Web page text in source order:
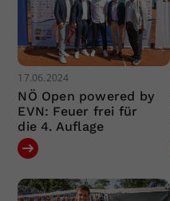
17.06.2024
NÖ Open powered by
EVN: Feuer frei für
die 4. Auflage